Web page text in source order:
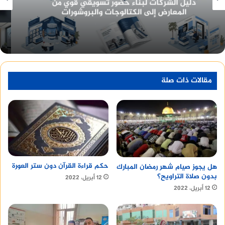
وفي نفس الوقتحمية الأغذية النيئة
بنسبة 100%، و
أحادية الجانب قد يترتب عليها عواقب وخيمة مثل:
_انقطاع الدورة الشهرية
_ فقدان الوزن الشديد
_ نقص البروتين و نقص الفيتامينات مثل نقص
فيتامين B12
معرفة أسعار تصميم هوية تجارية وبناء بيئة عمل
احترافية للشركات
مقالات ذات صلة
هل يجوز صيام شهر رمضان المبارك
بدون صلاة التراويح؟
12 أبريل، 2022
حكم قراءة القرآن دون ستر العورة
12 أبريل، 2022